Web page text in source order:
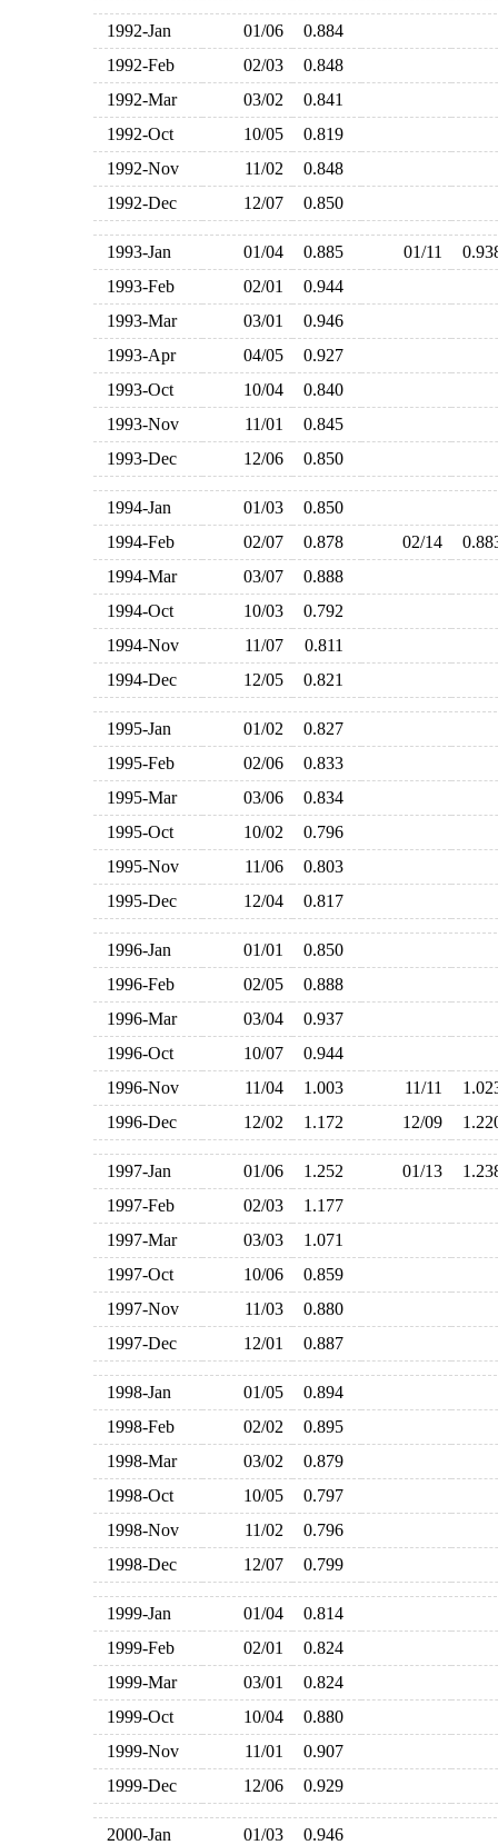
1992-Jan 01/06
0.884
1992-Feb
02/03
0.848
1992-Mar
03/02
0.841
1992-Oct
10/05
0.819
1992-Nov
11/02
0.848
1992-Dec
12/07 0.850
1993-Jan 01/04 0.885 01/11
1993-Feb
02/01
0.944
1993-Mar
03/01
0.946
1993-Apr
04/05
0.927
1993-Oct
10/04
0.840
1993-Nov
11/01
0.845
1993-Dec
12/06 0.850
1994-Jan 01/03
0.850
1994-Feb
02/07 0.878 02/14
1994-Mar
03/07
0.888
1994-Oct
10/03
0.792
1994-Nov
11/07
0.811
1994-Dec
12/05 0.821
1995-Jan 01/02
0.827
1995-Feb
02/06
0.833
1995-Mar
03/06
0.834
1995-Oct
10/02
0.796
1995-Nov
11/06
0.803
1995-Dec
12/04 0.817
1996-Jan 01/01
0.850
1996-Feb
02/05
0.888
1996-Mar
03/04
0.937
1996-Oct
10/07
0.944
1996-Nov
11/04 1.003 11/11
1996-Dec
12/02 1.172 12/09
1997-Jan 01/06 1.252 01/13
1997-Feb
02/03
1.177
1997-Mar
03/03
1.071
1997-Oct
10/06
0.859
1997-Nov
11/03
0.880
1997-Dec
12/01 0.887
1998-Jan 01/05
0.894
1998-Feb
02/02
0.895
1998-Mar
03/02
0.879
1998-Oct
10/05
0.797
1998-Nov
11/02
0.796
1998-Dec
12/07 0.799
1999-Jan 01/04
0.814
1999-Feb
02/01
0.824
1999-Mar
03/01
0.824
1999-Oct
10/04
0.880
1999-Nov
11/01
0.907
1999-Dec
12/06 0.929
2000-Jan 01/03
0.946